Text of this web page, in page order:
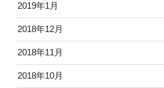
2019年1月
2018年12月
2018年11月
2018年10月